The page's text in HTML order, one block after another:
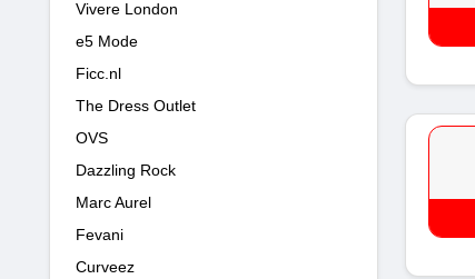
Vivere London
e5 Mode
Ficc.nl
The Dress Outlet
OVS
Dazzling Rock
Marc Aurel
Fevani
Curveez